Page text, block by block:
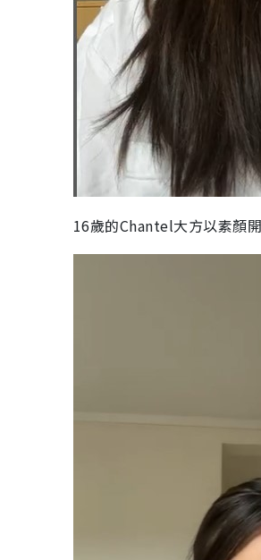
16歲的Chantel大方以素顏